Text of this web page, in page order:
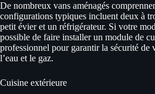
De nombreux vans aménagés
configurations typiques incluent deux à
petit évier et un réfrigérateur. Si votre
possible de faire installer un module de
professionnel pour garantir la sécurité de
l’eau et le gaz.
Cuisine extérieure